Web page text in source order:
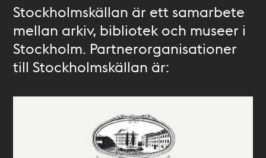
Stockholmskällan är ett samarbete
mellan arkiv, bibliotek och museer i
Stockholm. Partnerorganisationer
till Stockholmskällan är: